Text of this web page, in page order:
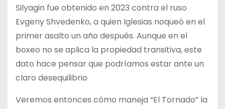
Silyagin fue obtenido en 2023 contra el ruso
Evgeny Shvedenko, a quien Iglesias noqueó en el
primer asalto un año después. Aunque en el
boxeo no se aplica la propiedad transitiva, este
dato hace pensar que podríamos estar ante un
claro desequilibrio.
Veremos entonces cómo maneja “El Tornado” la